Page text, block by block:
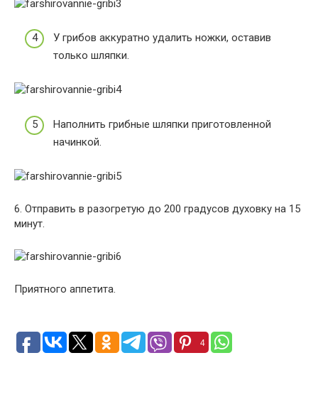
У грибов аккуратно удалить ножки, оставив
только шляпки.
Наполнить грибные шляпки приготовленной
начинкой.
6. Отправить в разогретую до 200 градусов духовку на 15
минут.
Приятного аппетита.
4